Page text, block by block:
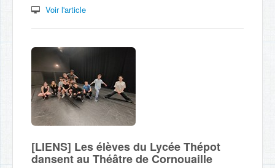
Voir l'article
[LIENS] Les élèves du Lycée Thépot
dansent au Théâtre de Cornouaille